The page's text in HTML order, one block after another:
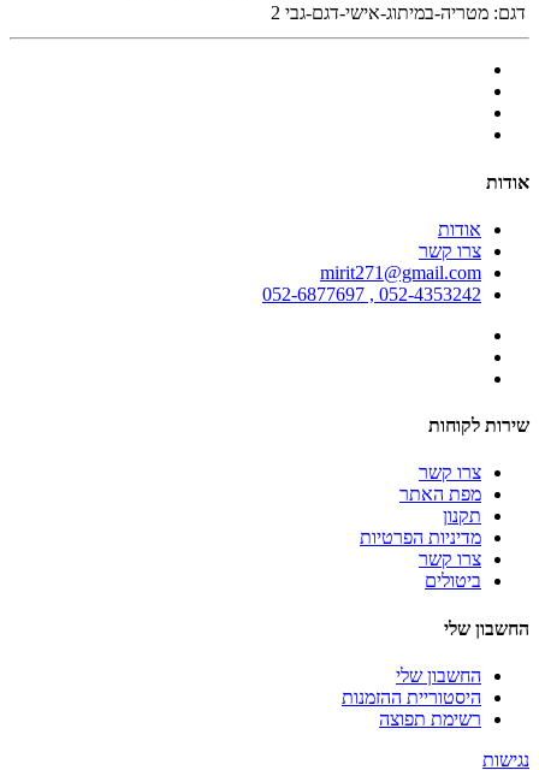
דגם: מטריה-במיתוג-אישי-דגם-גבי 2
אודות
אודות
צרו קשר
mirit271@gmail.com
052-4353242 , 052-6877697
שירות לקוחות
צרו קשר
מפת האתר
תקנון
מדיניות הפרטיות
צרו קשר
ביטולים
החשבון שלי
החשבון שלי
היסטוריית ההזמנות
רשימת תפוצה
נגישות